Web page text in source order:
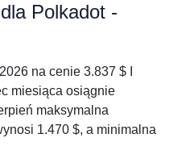
Polkadot -
na cenie 3.837 $ I
miesiąca osiągnie
maksymalna
1.470 $, a minimalna